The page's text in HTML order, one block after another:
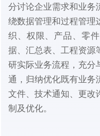
分讨论企业需求和业务
绕数据管理和过程管理
织、权限、产品、零
据、汇总表、工程资源
研实际业务流程，充分
通，归纳优化既有业务
文件、技术通知、更改
制及优化。